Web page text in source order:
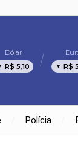
Dólar
R$ 5,10
R$
Polícia